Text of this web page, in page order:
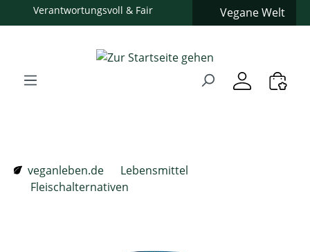
Zum Hauptinhalt springen
Zur Hauptnavigation springen
Persönliche Beratung Vegane Welt
veganleben.de
Lebensmittel
Fleischalternativen